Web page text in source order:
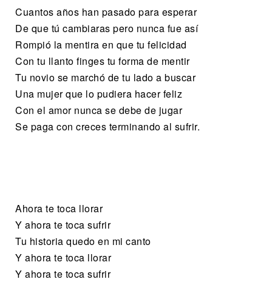
Cuantos años han pasado para esperar
De que tú cambiaras pero nunca fue así
Rompió la mentira en que tu felicidad
Con tu llanto finges tu forma de mentir
Tu novio se marchó de tu lado a buscar
Una mujer que lo pudiera hacer feliz
Con el amor nunca se debe de jugar
Se paga con creces terminando al sufrir.
Ahora te toca llorar
Y ahora te toca sufrir
Tu historia quedo en mi canto
Y ahora te toca llorar
Y ahora te toca sufrir